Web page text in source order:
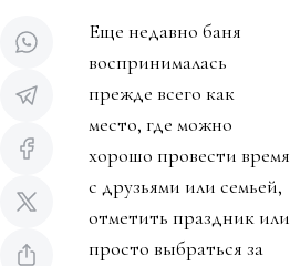
Еще недавно баня
воспринималась
прежде всего как
место, где можно
хорошо провести время
с друзьями или семьей,
отметить праздник или
просто выбраться за